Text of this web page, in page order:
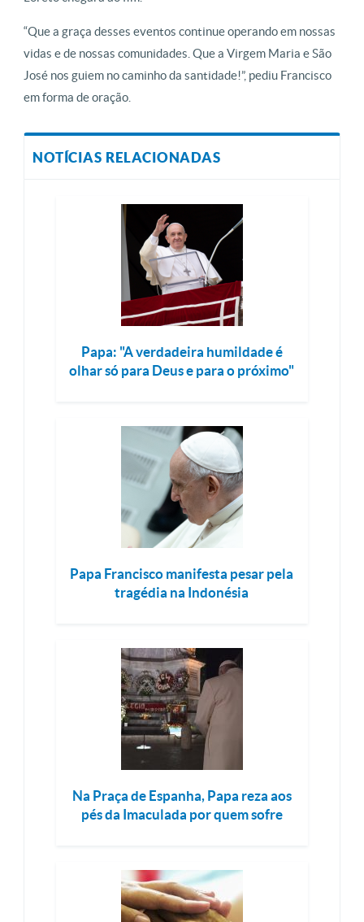
“Que a graça desses eventos continue operando em nossas
vidas e de nossas comunidades. Que a Virgem Maria e São
José nos guiem no caminho da santidade!”, pediu Francisco
em forma de oração.
NOTÍCIAS RELACIONADAS
Papa: "A verdadeira humildade é
olhar só para Deus e para o próximo"
Papa Francisco manifesta pesar pela
tragédia na Indonésia
Na Praça de Espanha, Papa reza aos
pés da Imaculada por quem sofre